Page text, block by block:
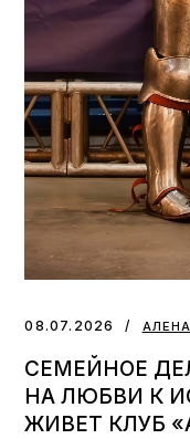
08.07.2026
СЕМЕЙНОЕ
НА ЛЮБВИ К
ЖИВЕТ КЛУБ